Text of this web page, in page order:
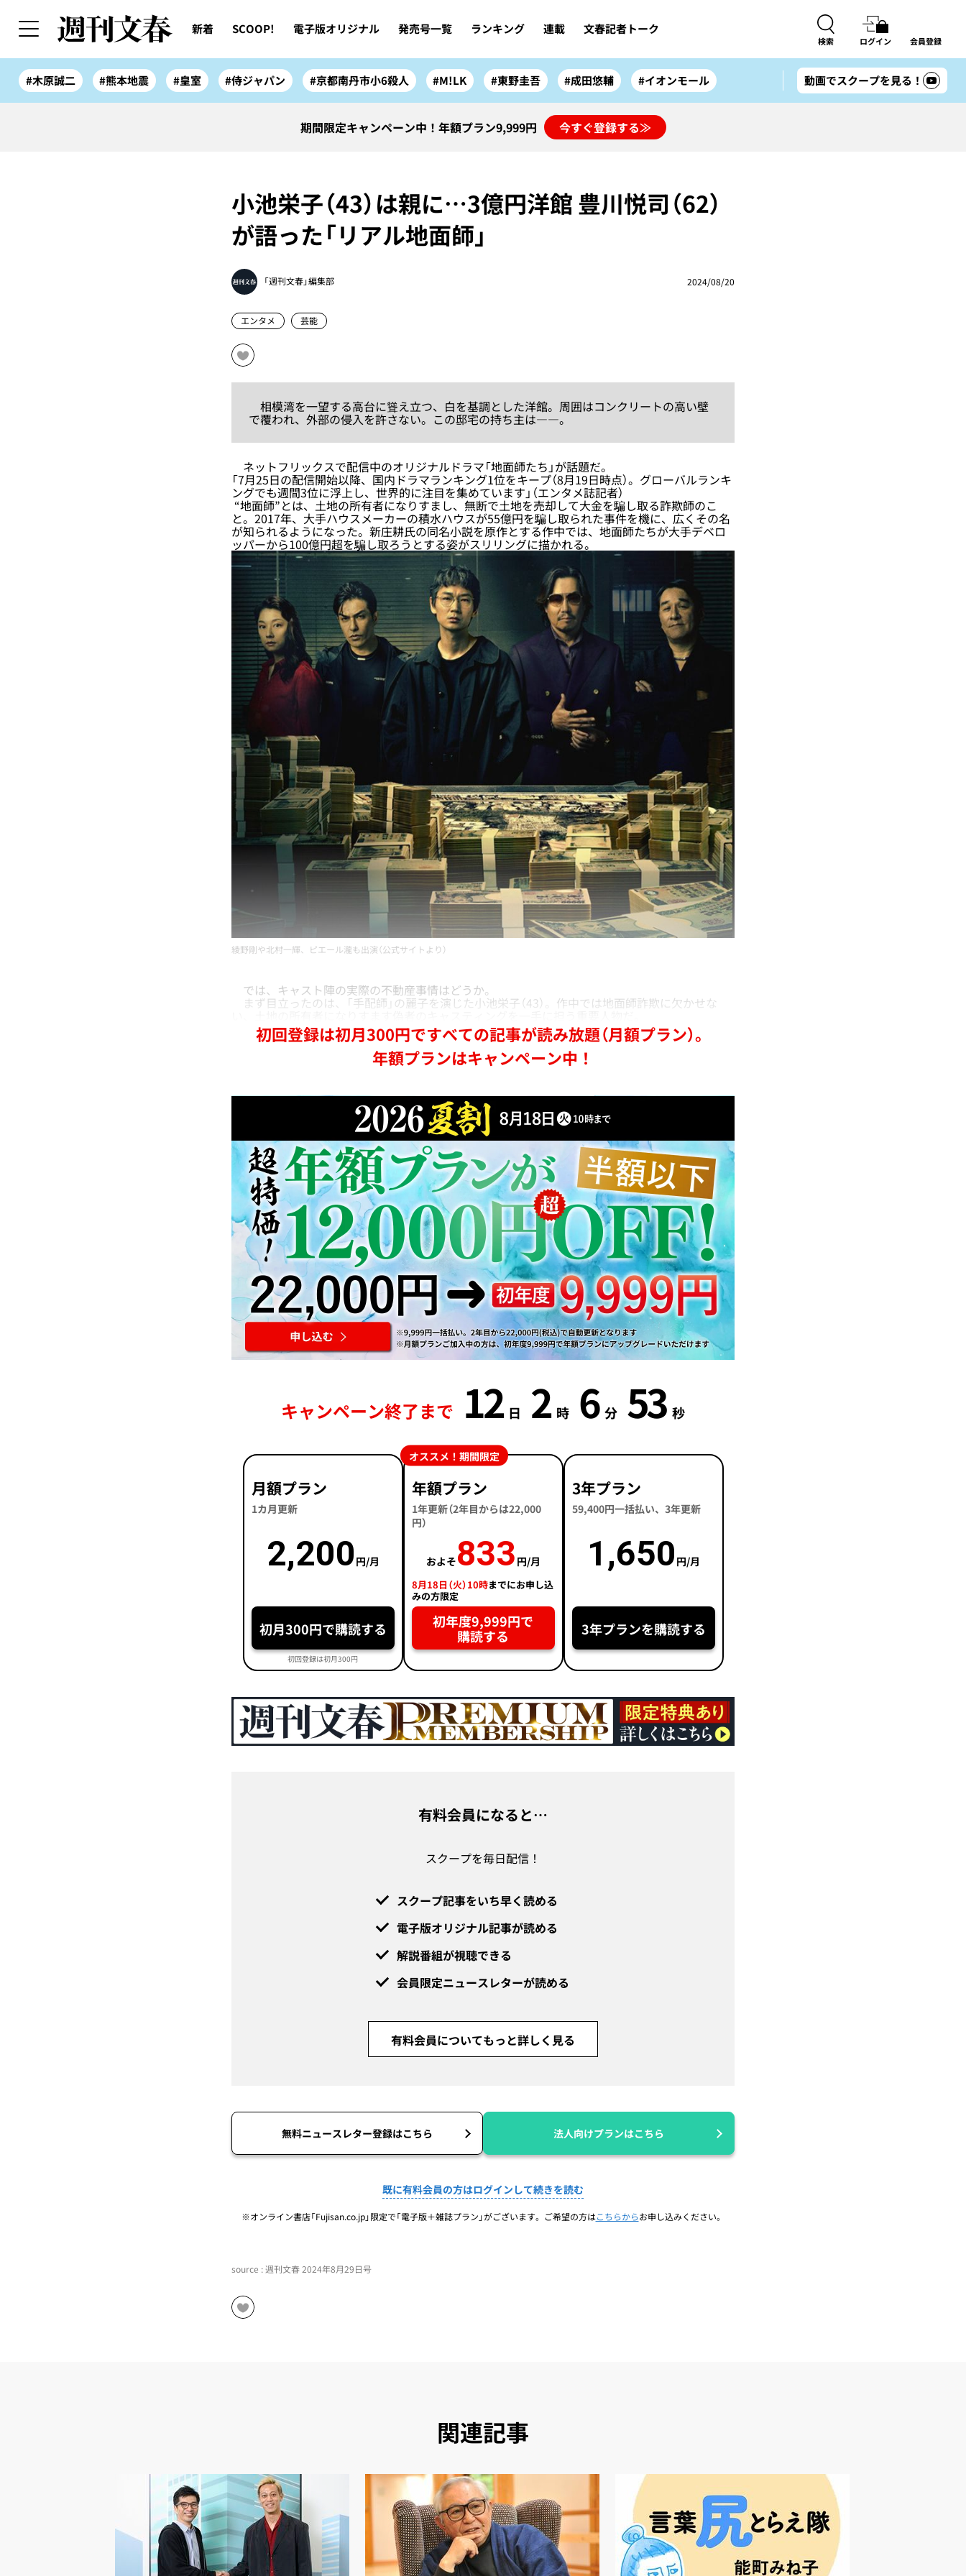
新着 SCOOP! 電子版オリジナル 発売号一覧 ランキング 連載 文春記者トーク
検索 ログイン 会員登録
#木原誠二 #熊本地震 #皇室 #侍ジャパン #京都南丹市小6殺人 #M!LK #東野圭吾 #成田悠輔 #イオンモール 動画でスクープを見る！
期間限定キャンペーン中！年額プラン9,999円 今すぐ登録する≫
小池栄子（43）は親に…3億円洋館 豊川悦司（62）
が語った「リアル地面師」
「週刊文春」編集部 2024/08/20
エンタメ 芸能
相模湾を一望する高台に聳え立つ、白を基調とした洋館。周囲はコンクリートの高い壁
で覆われ、外部の侵入を許さない。この邸宅の持ち主は――。
ネットフリックスで配信中のオリジナルドラマ「地面師たち」が話題だ。
「7月25日の配信開始以降、国内ドラマランキング1位をキープ（8月19日時点）。グローバルランキ
ングでも週間3位に浮上し、世界的に注目を集めています」（エンタメ誌記者）
“地面師”とは、土地の所有者になりすまし、無断で土地を売却して大金を騙し取る詐欺師のこ
と。2017年、大手ハウスメーカーの積水ハウスが55億円を騙し取られた事件を機に、広くその名
が知られるようになった。新庄耕氏の同名小説を原作とする作中では、地面師たちが大手デベロ
ッパーから100億円超を騙し取ろうとする姿がスリリングに描かれる。
綾野剛や北村一輝、ピエール瀧も出演（公式サイトより）
では、キャスト陣の実際の不動産事情はどうか。
まず目立ったのは、「手配師」の麗子を演じた小池栄子（43）。作中では地面師詐欺に欠かせな
初回登録は初月300円ですべての記事が読み放題（月額プラン）。
年額プランはキャンペーン中！
キャンペーン終了まで 12 日 2 時 6 分 51 秒
月額プラン
1カ月更新
2,200 円/月
初月300円で購読する
初回登録は初月300円
年額プラン
1年更新（2年目からは22,000
円）
およそ833 円/月
8月18日（火）10時までにお申し込
みの方限定
初年度9,999円で
購読する
オススメ！期間限定
3年プラン
59,400円一括払い、3年更新
1,650 円/月
3年プランを購読する
有料会員になると…
スクープを毎日配信！
スクープ記事をいち早く読める
電子版オリジナル記事が読める
解説番組が視聴できる
会員限定ニュースレターが読める
有料会員についてもっと詳しく見る
無料ニュースレター登録はこちら 法人向けプランはこちら
既に有料会員の方はログインして続きを読む
※オンライン書店「Fujisan.co.jp」限定で「電子版＋雑誌プラン」がございます。ご希望の方はこちらからお申し込みください。
source : 週刊文春 2024年8月29日号
関連記事